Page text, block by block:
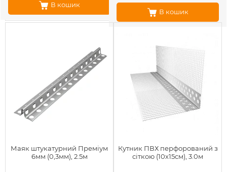
В кошик
В кошик
Маяк штукатурний Преміум
6мм (0,3мм), 2.5м
Кутник ПВХ перфорований з
сіткою (10х15см), 3.0м